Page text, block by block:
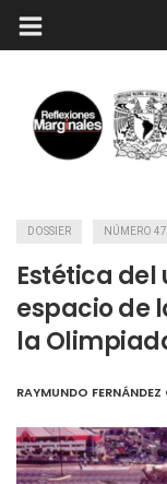
DOSSIER NÚMERO 47
Estética
espacio de
la
RAYMUNDO